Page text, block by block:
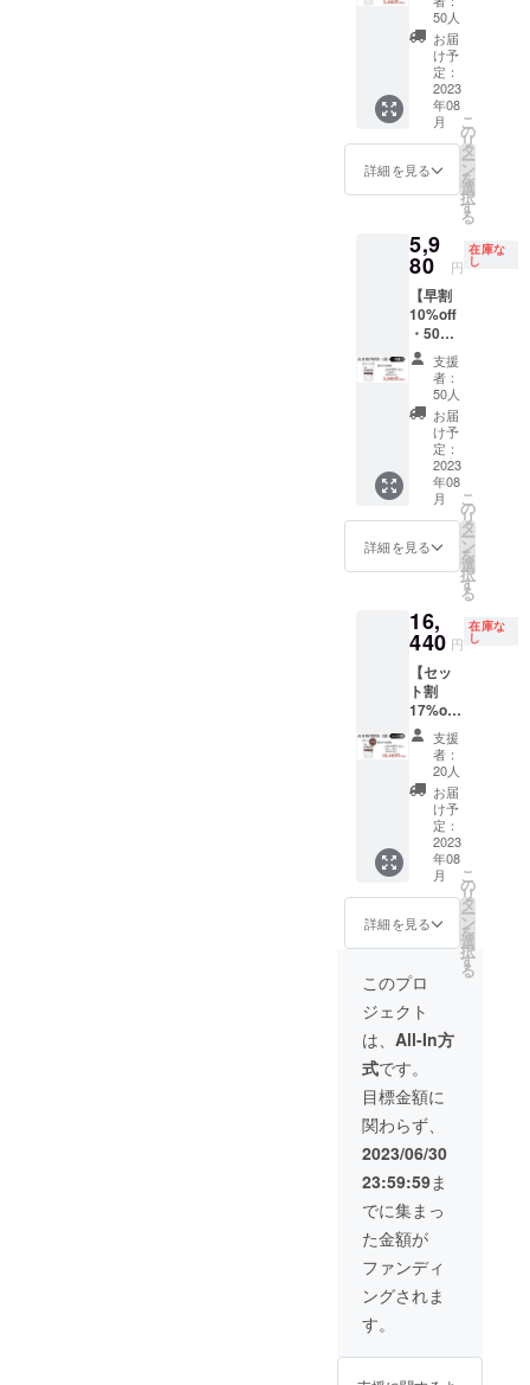
その場
で買え
るよう
製品も
持参し
ていき
ます。
金額に
加えて
をご負
担いた
だく必
要がご
ざいま
すので
ご注意
くださ
い。
ALL IN
ONE
PROTEI
N
1kg(23
食分) 1
個 プロ
テイン
シェイ
カー 1
個（任
50人
お届
け予
定：
2023
年08
月
詳細を見る
こ
の
リ
タ
ー
ン
を
選
択
す
る
5,9
80 円
在庫な
し
【早割
10%off
・50個
限定】
ALL IN
ONE
PROTEI
N
1kg(23
食分) 1
個 プロ
テイン
シェイ
カー 1
個（任
意）
支援
者：
50人
お届
け予
定：
2023
年08
月
詳細を見る
こ
の
リ
タ
ー
ン
を
選
択
す
る
16,
440 円
在庫な
し
【セッ
ト割
17%off
・20
セット
限定】
ALL IN
ONE
PROTEI
N
1kg(23
食分) 3
個 プロ
テイン
シェイ
カー
1~3個選
択（任
意） 1
個あた
り5,480
円
支援
者：
20人
お届
け予
定：
2023
年08
月
詳細を見る
こ
の
リ
タ
ー
ン
を
選
択
す
る
このプロ
ジェクト
は、 All-In方
式です。
目標金額に
関わらず、
2023/06/30
23:59:59ま
でに集まっ
た金額が
ファンディ
ングされま
す。